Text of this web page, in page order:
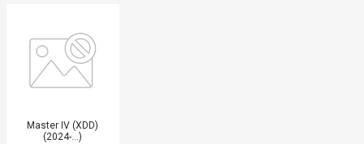
Master IV (XDD)
(2024-...)